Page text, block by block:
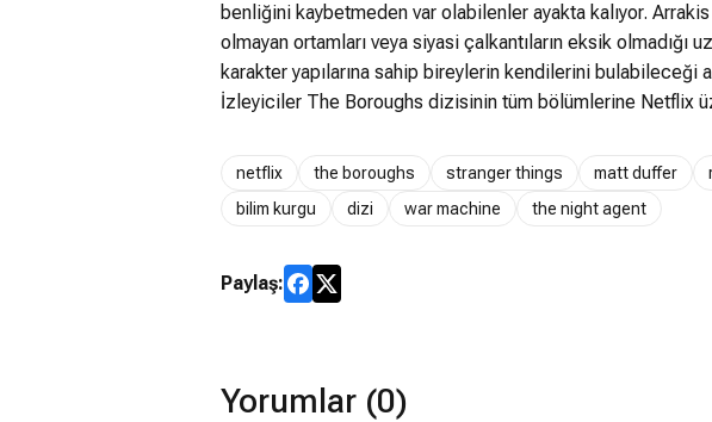
benliğini kaybetmeden var olabilenler ayakta kalıyor.
olmayan ortamları veya siyasi çalkantıların eksik olmadığı
karakter yapılarına sahip bireylerin kendilerini bulabileceği
İzleyiciler The Boroughs dizisinin tüm bölümlerine Netflix
netflix the boroughs stranger things matt duffer
bilim kurgu
dizi war machine the night agent
Paylaş:
Yorumlar (0)